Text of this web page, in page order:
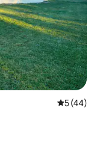
Μέση
5 (44)